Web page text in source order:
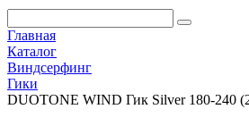
Главная
Каталог
Виндсерфинг
Гики
DUOTONE WIND Гик Silver 180-240